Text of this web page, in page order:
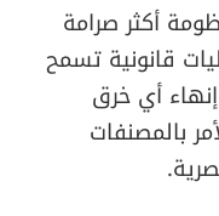
أكثر صرامة
قانونية تسمح
أي خرق
بالمصنفات